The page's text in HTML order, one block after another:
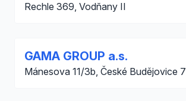
Rechle 369, Vodňany II
GAMA GROUP a.s.
Mánesova 11/3b, České Budějovice 7